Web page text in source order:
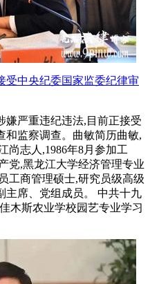
受中央纪委国家监委纪律审
嫌严重违纪违法,目前正接受
和监察调查。曲敏简历曲敏,
尚志人,1986年8月参加工
党,黑龙江大学经济管理专业
工商管理硕士,研究员级高级
主席、党组成员。 中共十九
木斯农业学校园艺专业学习